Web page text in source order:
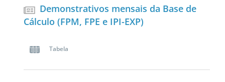
Demonstrativos mensais da Base de
Cálculo (FPM, FPE e IPI-EXP)
Tabela